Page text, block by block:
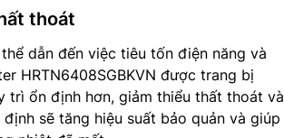
thoát
dẫn đến việc tiêu tốn điện năng và
HRTN6408SGBKVN được trang bị
trì ổn định hơn, giảm thiểu thất thoát và
sẽ tăng hiệu suất bảo quản và giúp